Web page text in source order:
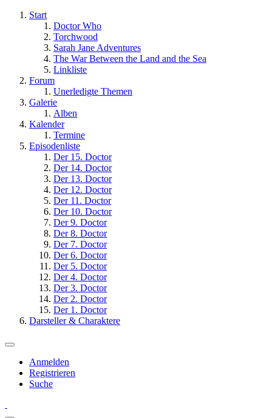
Start
Doctor Who
Torchwood
Sarah Jane Adventures
The War Between the Land and the Sea
Linkliste
Forum
Unerledigte Themen
Galerie
Alben
Kalender
Termine
Episodenliste
Der 15. Doctor
Der 14. Doctor
Der 13. Doctor
Der 12. Doctor
Der 11. Doctor
Der 10. Doctor
Der 9. Doctor
Der 8. Doctor
Der 7. Doctor
Der 6. Doctor
Der 5. Doctor
Der 4. Doctor
Der 3. Doctor
Der 2. Doctor
Der 1. Doctor
Darsteller & Charaktere
Anmelden
Registrieren
Suche